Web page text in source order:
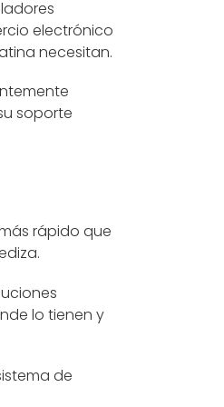
electrónico
necesitan.
soporte
rápido que
lo tienen y
de